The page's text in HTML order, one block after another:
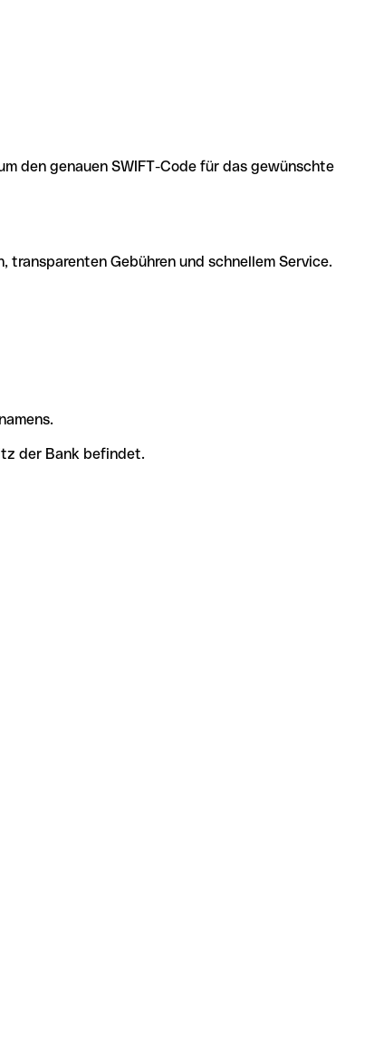
den genauen SWIFT-Code für das gewünschte
Gebühren und schnellem Service.
der Bank befindet.